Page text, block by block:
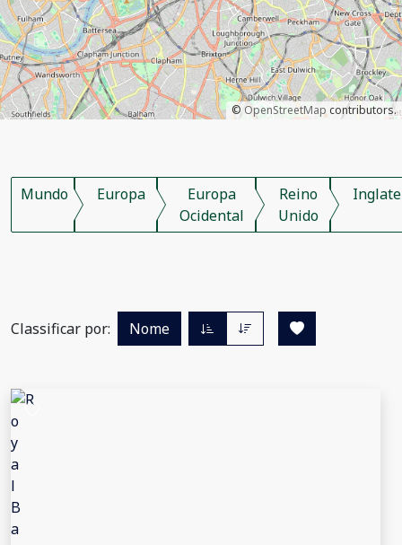
©OpenStreetMapcontributors.
Mundo Europa
Europa
Ocidental
Reino
Unido
Classificar por: Nome